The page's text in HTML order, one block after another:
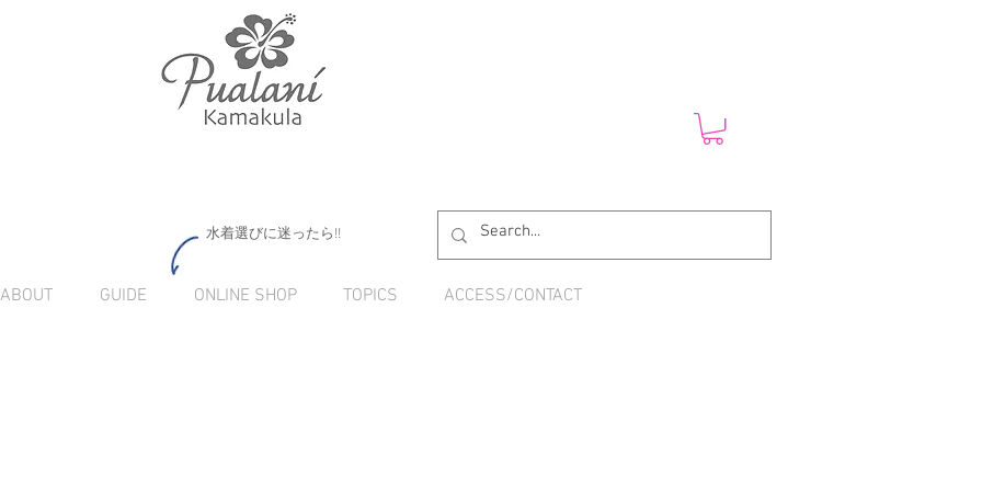
水着選びに迷ったら!!
ABOUT GUIDE ONLINE SHOP TOPICS ACCESS/CONTACT